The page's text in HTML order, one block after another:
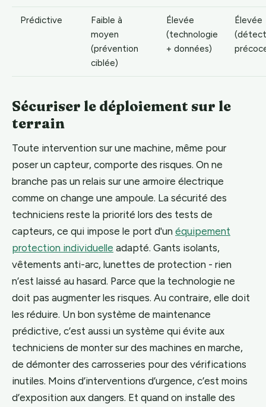
Prédictive
Faible à
moyen
(prévention
ciblée)
Élevée
(technologie
+ données)
Élevée
Sécuriser le déploiement sur le
terrain
Toute intervention sur une machine, même pour
poser un capteur, comporte des risques. On ne
branche pas un relais sur une armoire électrique
comme on change une ampoule. La sécurité des
techniciens reste la priorité lors des tests de
capteurs, ce qui impose le port d'un équipement
protection individuelle adapté. Gants isolants,
vêtements anti-arc, lunettes de protection - rien
n’est laissé au hasard. Parce que la technologie ne
doit pas augmenter les risques. Au contraire, elle doit
les réduire. Un bon système de maintenance
prédictive, c’est aussi un système qui évite aux
techniciens de monter sur des machines en marche,
de démonter des carrosseries pour des vérifications
inutiles. Moins d’interventions d’urgence, c’est moins
d’exposition aux dangers. Et quand on installe des